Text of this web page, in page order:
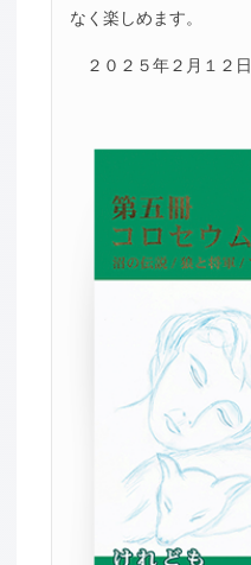
なく楽しめます。
２０２５年２月１２日